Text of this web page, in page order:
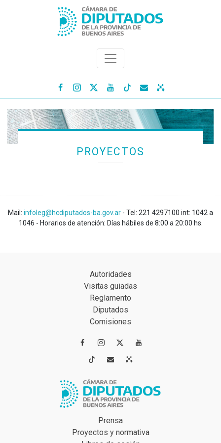
   
PROYECTOS
Mail: infoleg@hcdiputados-ba.gov.ar - Tel: 221 4297100 int: 1042 a
1046 - Horarios de atención: Días hábiles de 8:00 a 20:00 hs.
Autoridades
Visitas guiadas
Reglamento
Diputados
Comisiones
 
 
Prensa
Proyectos y normativa